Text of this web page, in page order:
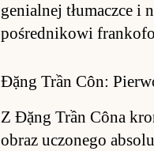
ge­nial­nej tłumaczce i
po­śred­ni­kowi
Đặng Trần Côn:
Z Đặng Trần Côna
ob­raz uczonego